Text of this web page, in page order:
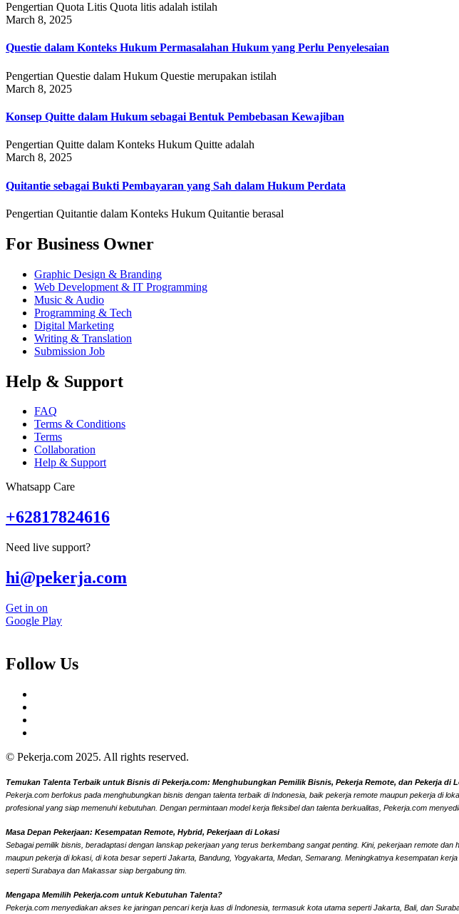
Pengertian Quota Litis Quota litis adalah istilah
March 8, 2025
Questie dalam Konteks Hukum Permasalahan Hukum yang Perlu Penyelesaian
Pengertian Questie dalam Hukum Questie merupakan istilah
March 8, 2025
Konsep Quitte dalam Hukum sebagai Bentuk Pembebasan Kewajiban
Pengertian Quitte dalam Konteks Hukum Quitte adalah
March 8, 2025
Quitantie sebagai Bukti Pembayaran yang Sah dalam Hukum Perdata
Pengertian Quitantie dalam Konteks Hukum Quitantie berasal
For Business Owner
Graphic Design & Branding
Web Development & IT Programming
Music & Audio
Programming & Tech
Digital Marketing
Writing & Translation
Submission Job
Help & Support
FAQ
Terms & Conditions
Terms
Collaboration
Help & Support
Whatsapp Care
+62817824616
Need live support?
hi@pekerja.com
Get in on
Google Play
Follow Us
© Pekerja.com 2025. All rights reserved.
Temukan Talenta Terbaik untuk Bisnis di Pekerja.com: Menghubungkan Pemilik Bisnis, Pekerja Remote, dan Pekerja di
Pekerja.com berfokus pada menghubungkan bisnis dengan talenta terbaik di Indonesia, baik pekerja remote maupun pekerja di
profesional yang siap memenuhi kebutuhan. Dengan permintaan model kerja fleksibel dan talenta berkualitas, Pekerja.com
Masa Depan Pekerjaan: Kesempatan Remote, Hybrid, Pekerjaan di Lokasi
Sebagai pemilik bisnis, beradaptasi dengan lanskap pekerjaan yang terus berkembang sangat penting. Kini, pekerjaan remote
maupun pekerja di lokasi, di kota besar seperti Jakarta, Bandung, Yogyakarta, Medan, Semarang. Meningkatnya kesempatan
seperti Surabaya dan Makassar siap bergabung tim.
Mengapa Memilih Pekerja.com untuk Kebutuhan Talenta?
Pekerja.com menyediakan akses ke jaringan pencari kerja luas di Indonesia, termasuk kota utama seperti Jakarta, Bali, dan